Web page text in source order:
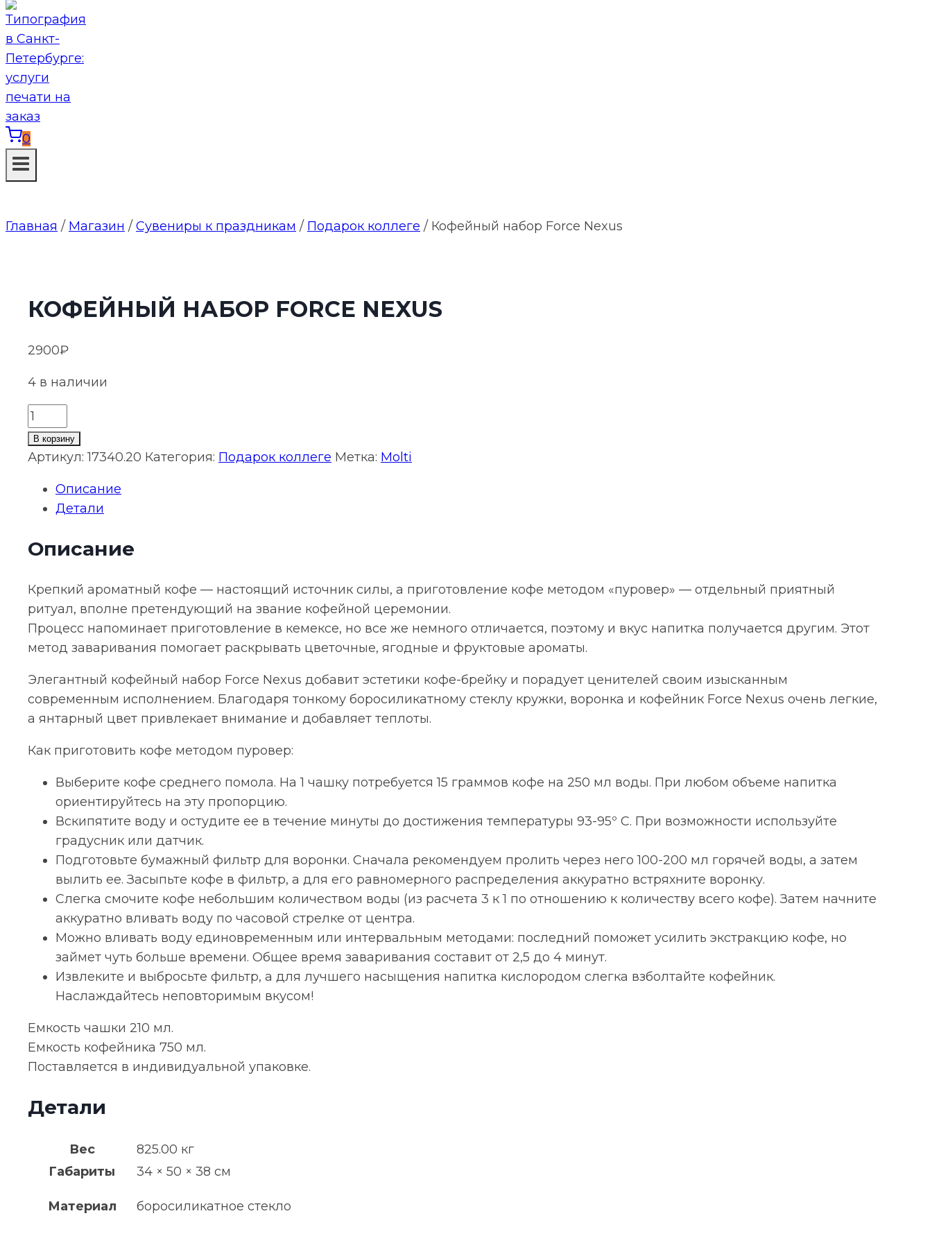
0
Главная / Магазин / Сувениры к праздникам / Подарок коллеге / Кофейный набор Force Nexus
КОФЕЙНЫЙ НАБОР FORCE NEXUS
2900₽
4 в наличии
Количество
товара
Кофейный
Force
Nexus
В корзину
Артикул:17340.20 Категория: Подарок коллеге Метка: Molti
Описание
Детали
Описание
Крепкий ароматный кофе — настоящий источник силы, а приготовление кофе методом «пуровер» — отдельный приятный
ритуал, вполне претендующий на звание кофейной церемонии.
Процесс напоминает приготовление в кемексе, но все же немного отличается, поэтому и вкус напитка получается другим. Этот
метод заваривания помогает раскрывать цветочные, ягодные и фруктовые ароматы.
Элегантный кофейный набор Force Nexus добавит эстетики кофе-брейку и порадует ценителей своим изысканным
современным исполнением. Благодаря тонкому боросиликатному стеклу кружки, воронка и кофейник Force Nexus очень легкие,
а янтарный цвет привлекает внимание и добавляет теплоты.
Как приготовить кофе методом пуровер:
Выберите кофе среднего помола. На 1 чашку потребуется 15 граммов кофе на 250 мл воды. При любом объеме напитка
ориентируйтесь на эту пропорцию.
Вскипятите воду и остудите ее в течение минуты до достижения температуры 93-95º С. При возможности используйте
градусник или датчик.
Подготовьте бумажный фильтр для воронки. Сначала рекомендуем пролить через него 100-200 мл горячей воды, а затем
вылить ее. Засыпьте кофе в фильтр, а для его равномерного распределения аккуратно встряхните воронку.
Cлегка смочите кофе небольшим количеством воды (из расчета 3 к 1 по отношению к количеству всего кофе). Затем начните
аккуратно вливать воду по часовой стрелке от центра.
Можно вливать воду единовременным или интервальным методами: последний поможет усилить экстракцию кофе, но
займет чуть больше времени. Общее время заваривания составит от 2,5 до 4 минут.
Извлеките и выбросьте фильтр, а для лучшего насыщения напитка кислородом слегка взболтайте кофейник.
Наслаждайтесь неповторимым вкусом!
Емкость чашки 210 мл.
Емкость кофейника 750 мл.
Поставляется в индивидуальной упаковке.
Детали
Вес
825.00 кг
Габариты
34 × 50 × 38 см
Материал боросиликатное стекло